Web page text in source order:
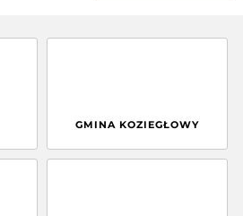
GMINA KOZIEGŁOWY